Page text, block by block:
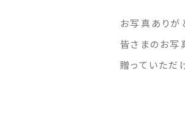
お写真ありが
皆さまのお写
贈っていただ